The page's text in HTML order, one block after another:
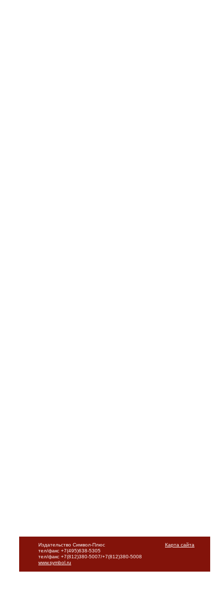
Карта сайта
Издательство Символ-Плюс
тел/факс +7(495)638-5305
тел/факс +7(812)380-5007/+7(812)380-5008
www.symbol.ru